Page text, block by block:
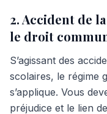
2. Accident de
le droit
S’agissant des
scolaires, le régime
s’applique. Vous
préjudice et le lien